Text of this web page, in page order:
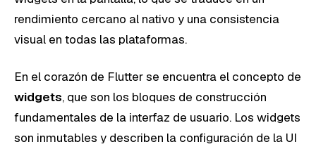
rendimiento cercano al nativo y una consistencia
visual en todas las plataformas.
En el corazón de Flutter se encuentra el concepto de
widgets, que son los bloques de construcción
fundamentales de la interfaz de usuario. Los widgets
son inmutables y describen la configuración de la UI